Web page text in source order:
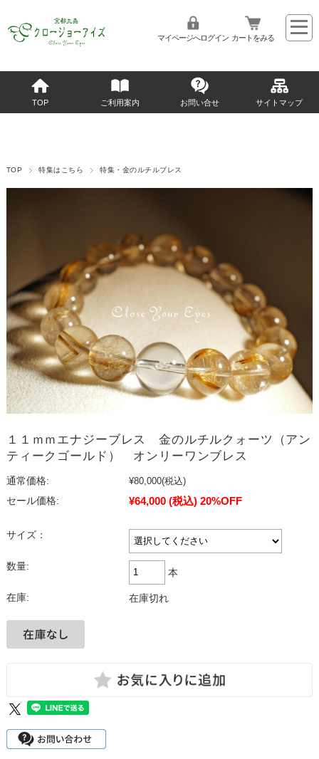
マイページへログイン カートをみる
TOP ご利用案内 お問い合せ サイトマップ
TOP 特集はこちら 特集・金のルチルブレス
１１ｍｍエナジーブレス 金のルチルクォーツ（アン
ティークゴールド） オンリーワンブレス
通常価格: ¥80,000(税込)
セール価格:
¥64,000 (税込) 20%OFF
サイズ：
数量:
本
在庫: 在庫切れ